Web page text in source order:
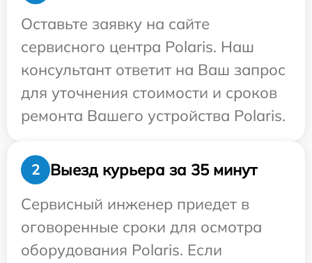
Оставьте заявку на сайте
сервисного центра Polaris. Наш
консультант ответит на Ваш запрос
для уточнения стоимости и сроков
ремонта Вашего устройства Polaris.
2
Выезд курьера за 35 минут
Сервисный инженер приедет в
оговоренные сроки для осмотра
оборудования Polaris. Если